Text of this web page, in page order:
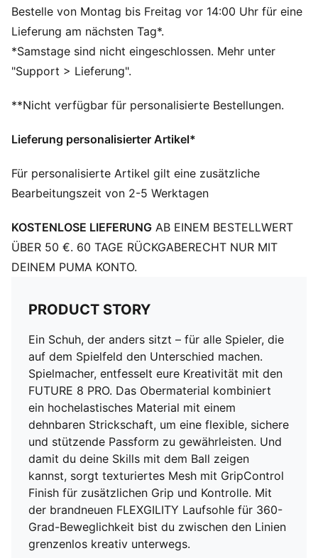
du zwischen den Linien grenzenlos kreativ unterwegs.
FEATURES + VORTEILE
PASSFORM: Obermaterial aus hochelastischem Vier-
Wege-Stretchgarn in Kombination mit einem
dehnbaren Strickkragen für eine flexible, sichere und
PASSFORM: PWRTAPE im Mittelfußbereich für den
SKILL: Texturiertes Mesh und GripControl Technologie
Das Obermaterial der Schuhe besteht zu mindestens
20 % aus recycelten Materialien.
Breite: Regulär
Zehentyp: Abgerundet
Verschluss: Schnürsenkel
Absatzart: Flach
Futter: Textil
Oberfläche: Mixed und Soft Ground (verschiedene und
weiche Böden)
Bestelle von Montag bis Freitag vor 14:00 Uhr für eine
Lieferung am nächsten Tag*.
*Samstage sind nicht eingeschlossen. Mehr unter
"Support > Lieferung".
**Nicht verfügbar für personalisierte Bestellungen.
Lieferung personalisierter Artikel*
Für personalisierte Artikel gilt eine zusätzliche
Bearbeitungszeit von 2-5 Werktagen
KOSTENLOSE LIEFERUNG AB EINEM BESTELLWERT
ÜBER 50 €. 60 TAGE RÜCKGABERECHT NUR MIT
DEINEM PUMA KONTO.
PRODUCT STORY
Ein Schuh, der anders sitzt – für alle Spieler, die
auf dem Spielfeld den Unterschied machen.
Spielmacher, entfesselt eure Kreativität mit den
FUTURE 8 PRO. Das Obermaterial kombiniert
ein hochelastisches Material mit einem
dehnbaren Strickschaft, um eine flexible, sichere
und stützende Passform zu gewährleisten. Und
damit du deine Skills mit dem Ball zeigen
kannst, sorgt texturiertes Mesh mit GripControl
Finish für zusätzlichen Grip und Kontrolle. Mit
der brandneuen FLEXGILITY Laufsohle für 360-
Grad-Beweglichkeit bist du zwischen den Linien
grenzenlos kreativ unterwegs.